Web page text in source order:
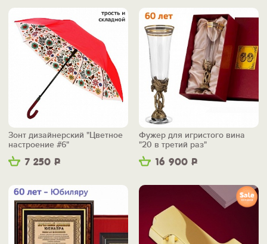
7 250 Р
Зонт дизайнерский "Цветное
настроение #6"
16 900 Р
Фужер для игристого вина
"20 в третий раз"